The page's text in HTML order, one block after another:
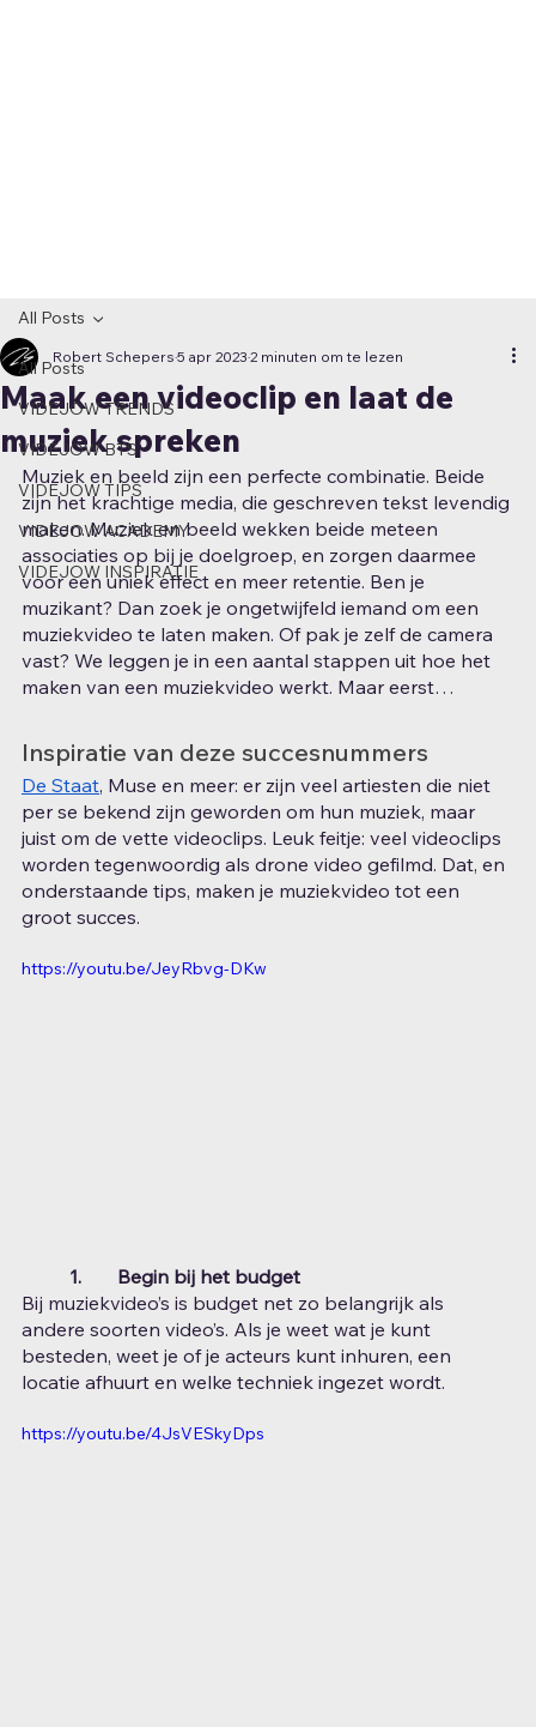
All Posts
VIDEJOW TRENDS
VIDEJOW BTS
VIDEJOW TIPS
VIDEJOW ACADEMY
VIDEJOW INSPIRATIE
All Posts
Maak een videoclip en laat de
muziek spreken
Robert Schepers 5 apr 2023 2 minuten om te lezen
Muziek en beeld zijn een perfecte combinatie. Beide
zijn het krachtige media, die geschreven tekst levendig
maken. Muziek en beeld wekken beide meteen
associaties op bij je doelgroep, en zorgen daarmee
voor een uniek effect en meer retentie. Ben je
muzikant? Dan zoek je ongetwijfeld iemand om een
muziekvideo te laten maken. Of pak je zelf de camera
vast? We leggen je in een aantal stappen uit hoe het
maken van een muziekvideo werkt. Maar eerst…
Inspiratie van deze succesnummers
De Staat, Muse en meer: er zijn veel artiesten die niet
per se bekend zijn geworden om hun muziek, maar
juist om de vette videoclips. Leuk feitje: veel videoclips
worden tegenwoordig als drone video gefilmd. Dat, en
onderstaande tips, maken je muziekvideo tot een
groot succes.
https://youtu.be/JeyRbvg-DKw
1.	Begin bij het budget
Bij muziekvideo’s is budget net zo belangrijk als
andere soorten video’s. Als je weet wat je kunt
besteden, weet je of je acteurs kunt inhuren, een
locatie afhuurt en welke techniek ingezet wordt.
https://youtu.be/4JsVESkyDps